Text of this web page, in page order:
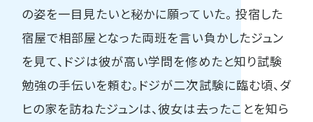
の姿を一目見たいと秘かに願っていた。 投宿した
宿屋で相部屋となった両班を言い負かしたジュン
を見て、ドジは彼が高い学問を修めたと知り試験
勉強の手伝いを頼む。ドジが二次試験に臨む頃、ダ
ヒの家を訪ねたジュンは、彼女は去ったことを知ら